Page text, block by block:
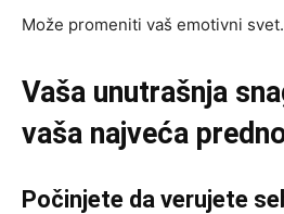
Može promeniti vaš emotivni svet.
Vaša unutrašnja
vaša najveća
Počinjete da verujete